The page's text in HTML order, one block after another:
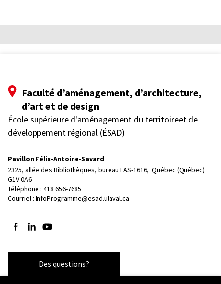
Faculté d’aménagement, d’architecture,
d’art et de design
École supérieure d'aménagement du territoireet de
développement régional (ÉSAD)
Pavillon Félix-Antoine-Savard
2325, allée des Bibliothèques, bureau FAS-1616, Québec (Québec)
G1V 0A6
Téléphone : 418 656-7685
Courriel : InfoProgramme@esad.ulaval.ca
Suivez-nous sur Facebook
Suivez-nous sur LinkedIn
Suivez-nous sur YouTube
Des questions?